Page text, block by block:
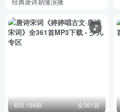
855.19MB 全361首